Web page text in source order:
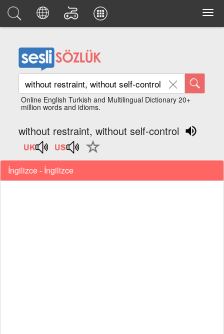
Online English Turkish and Multilingual Dictionary 20+
million words and idioms.
without restraint, without self-control
İngilizce - İngilizce